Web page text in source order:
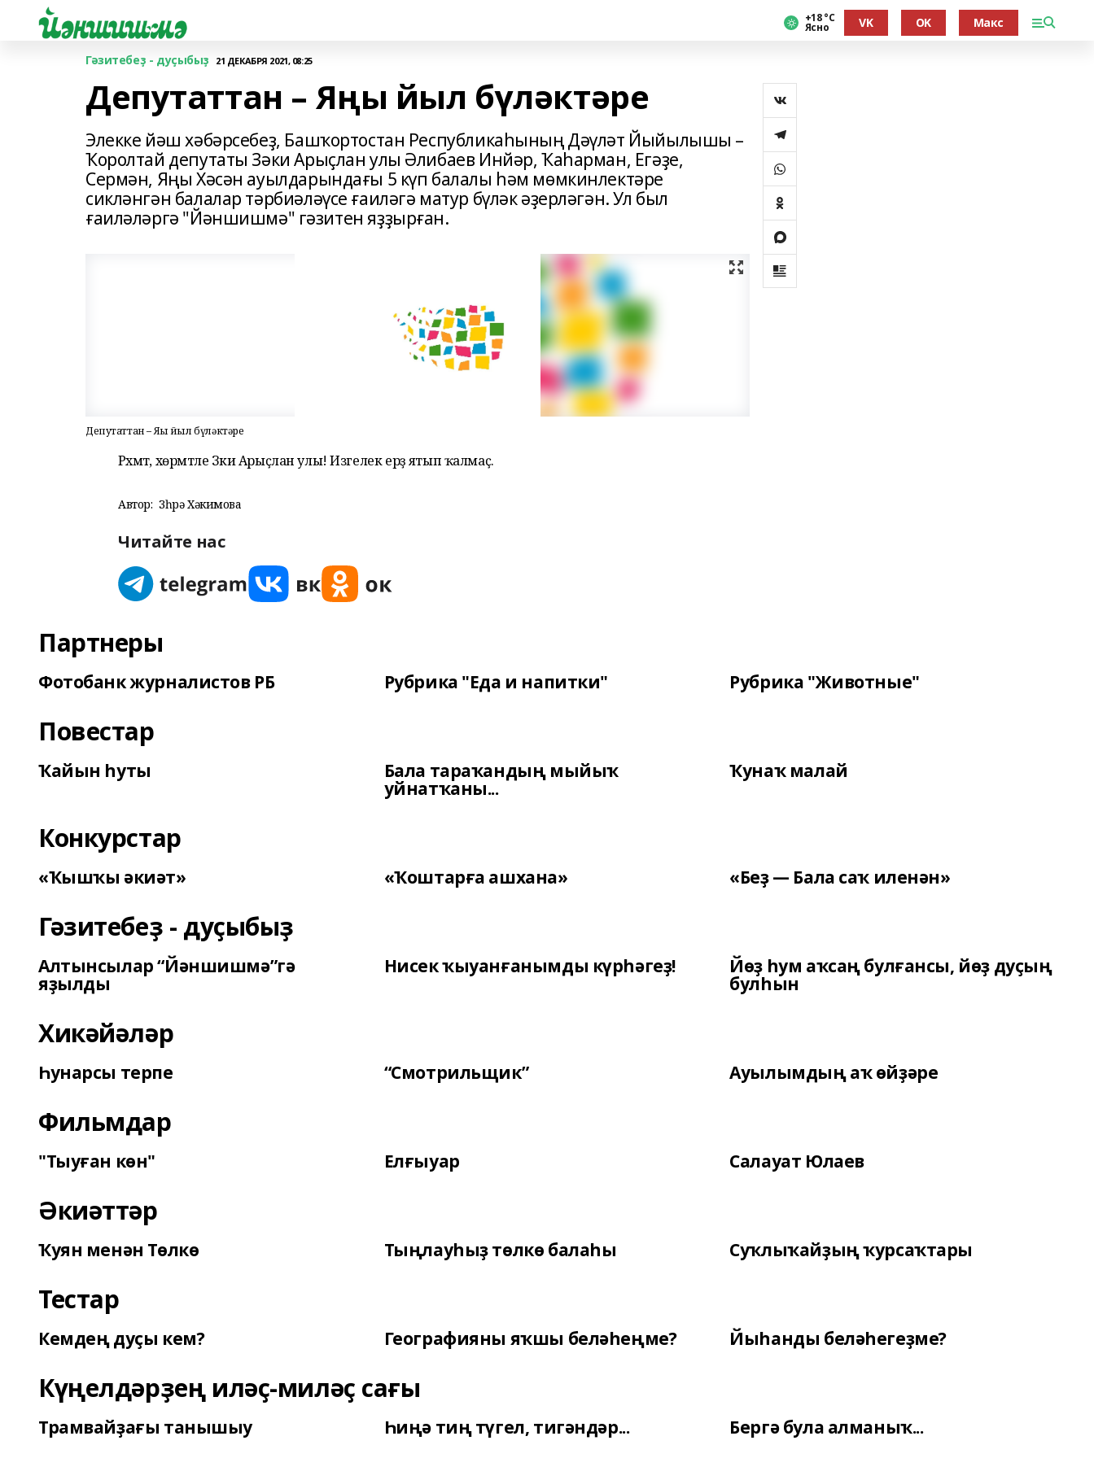
+18 °С
Ясно VK OK Макс
Гәзитебеҙ - дуҫыбыҙ 21 ДЕКАБРЯ 2021, 08:25
Депутаттан – Яңы йыл бүләктәре
Элекке йәш хәбәрсебеҙ, Башҡортостан Республикаһының Дәүләт Йыйылышы –
Ҡоролтай депутаты Зәки Арыҫлан улы Әлибаев Инйәр, Ҡаһарман, Егәҙе,
Сермән, Яңы Хәсән ауылдарындағы 5 күп балалы һәм мөмкинлектәре
сикләнгән балалар тәрбиәләүсе ғаиләгә матур бүләк әҙерләгән. Ул был
ғаиләләргә "Йәншишмә" гәзитен яҙҙырған.
Депутаттан – Яңы йыл бүләктәре
Рәхмәт, хөрмәтле Зәки Арыҫлан улы! Изгелек ерҙә ятып ҡалмаҫ.
Автор: Зөһрә Хәкимова
Читайте нас
Партнеры
Фотобанк журналистов РБ Рубрика "Еда и напитки" Рубрика "Животные"
Повестар
Ҡайын һуты Бала тараҡандың мыйыҡ
уйнатҡаны...
Ҡунаҡ малай
Конкурстар
«Ҡышҡы әкиәт» «Ҡоштарға ашхана» «Беҙ — Бала саҡ иленән»
Гәзитебеҙ - дуҫыбыҙ
Алтынсылар “Йәншишмә”гә
яҙылды
Нисек ҡыуанғанымды күрһәгеҙ! Йөҙ һум аҡсаң булғансы, йөҙ дуҫың
булһын
Хикәйәләр
Һунарсы терпе “Смотрильщик” Ауылымдың аҡ өйҙәре
Фильмдар
"Тыуған көн" Елғыуар Салауат Юлаев
Әкиәттәр
Ҡуян менән Төлкө Тыңлауһыҙ төлкө балаһы Суҡлыҡайҙың ҡурсаҡтары
Тестар
Кемдең дуҫы кем? Географияны яҡшы беләһеңме? Йыһанды беләһегеҙме?
Күңелдәрҙең иләҫ-миләҫ сағы
Трамвайҙағы танышыу Һиңә тиң түгел, тигәндәр... Бергә була алманыҡ...